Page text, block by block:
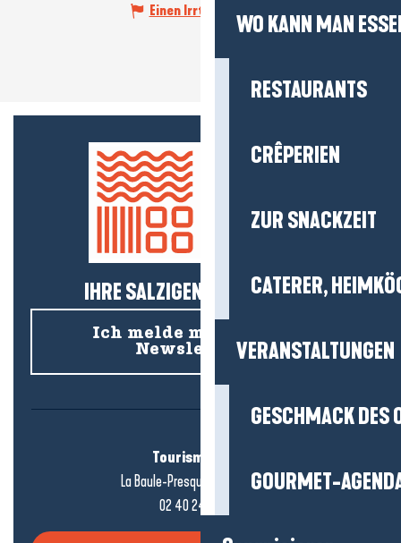
WO KANN MAN
RESTAURANTS
CRÊPERIEN
ZUR SNACKZEIT
CATERER,
VERANSTALTUNGEN
GESCHMACK DES
GOURMET-
Einen Irrtum angeben
IHRE SALZIGEN NEUIGKEITEN!
Ich melde mich für den
Newsletter an
Tourismusbüro
La Baule-Presqu'île de Guérande
02 40 24 34 44